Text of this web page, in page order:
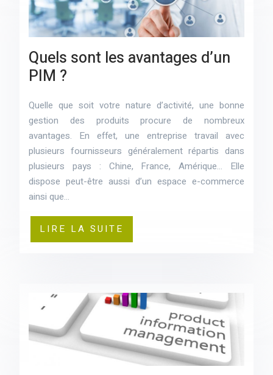
Quels sont les avantages d’un
PIM ?
Quelle que soit votre nature d’activité, une bonne
gestion des produits procure de nombreux
avantages. En effet, une entreprise travail avec
plusieurs fournisseurs généralement répartis dans
plusieurs pays : Chine, France, Amérique… Elle
dispose peut-être aussi d’un espace e-commerce
ainsi que…
LIRE LA SUITE